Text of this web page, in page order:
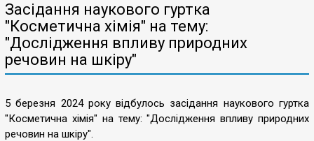
Засідання наукового гуртка
"Косметична хімія" на тему:
"Дослідження впливу природних
речовин на шкіру"
5 березня 2024 року відбулось засідання наукового гуртка
"Косметична хімія" на тему: "Дослідження впливу природних
речовин на шкіру".